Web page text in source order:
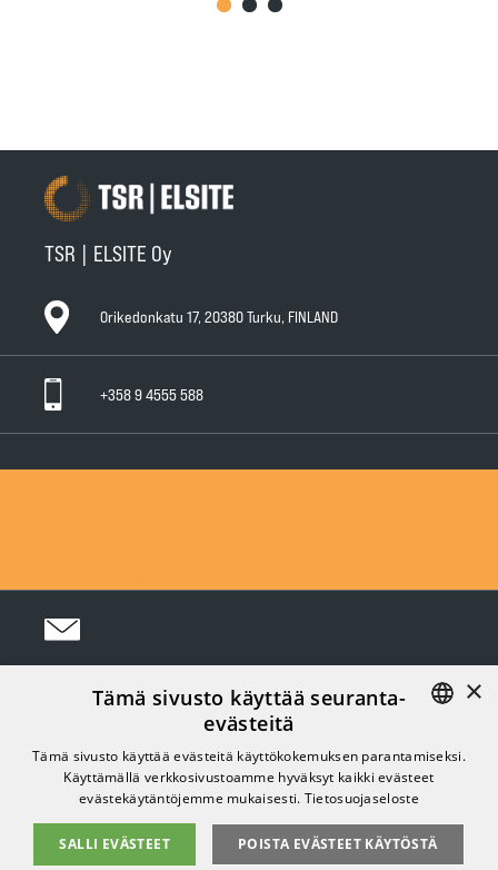
TSR | ELSITE Oy
Orikedonkatu 17, 20380 Turku, FINLAND
+358 9 4555 588
FINNISH
×
Tämä sivusto käyttää seuranta-
evästeitä
Tämä sivusto käyttää evästeitä käyttökokemuksen parantamiseksi.
Käyttämällä verkkosivustoamme hyväksyt kaikki evästeet
evästekäytäntöjemme mukaisesti. Tietosuojaseloste
SALLI EVÄSTEET POISTA EVÄSTEET KÄYTÖSTÄ